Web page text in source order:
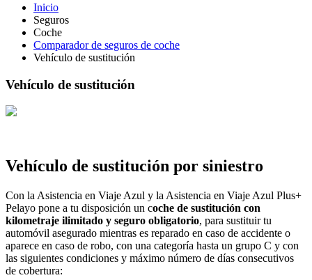
Inicio
Seguros
Coche
Comparador de seguros de coche
Vehículo de sustitución
Vehículo de sustitución
Vehículo de sustitución por siniestro
Con la Asistencia en Viaje Azul y la Asistencia en Viaje Azul Plus+
Pelayo pone a tu disposición un coche de sustitución con
kilometraje ilimitado y seguro obligatorio, para sustituir tu
automóvil asegurado mientras es reparado en caso de accidente o
aparece en caso de robo, con una categoría hasta un grupo C y con
las siguientes condiciones y máximo número de días consecutivos
de cobertura: